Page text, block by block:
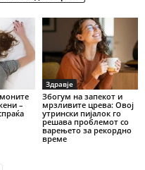
–
Здравје
Збогум на запекот и
мрзливите црева: Овој
утрински пијалок го
решава проблемот со
варењето за рекордно
време